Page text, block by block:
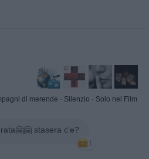
di merende · Silenzio · Solo nei Film
stasera c'e?
1